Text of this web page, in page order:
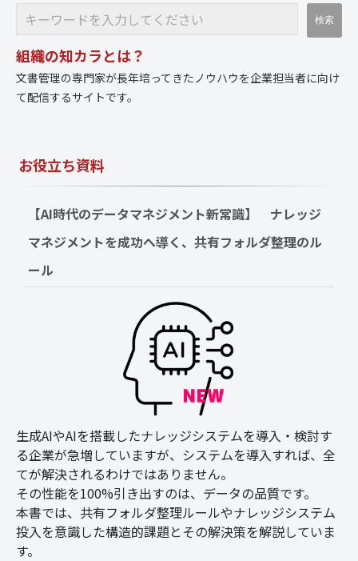
組織の知カラとは？
文書管理の専門家が長年培ってきたノウハウを企業担当者に向け
て配信するサイトです。
お役立ち資料
【AI時代のデータマネジメント新常識】　ナレッジ
マネジメントを成功へ導く、共有フォルダ整理のル
ール
生成AIやAIを搭載したナレッジシステムを導入・検討す
る企業が急増していますが、システムを導入すれば、全
てが解決されるわけではありません。
その性能を100%引き出すのは、データの品質です。
本書では、共有フォルダ整理ルールやナレッジシステム
投入を意識した構造的課題とその解決策を解説していま
す。